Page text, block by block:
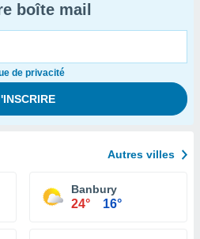
boîte mail
de privacité
Autres villes
Banbury
24° 16°